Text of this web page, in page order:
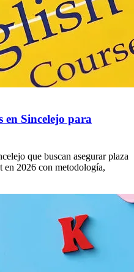
en Sincelejo para
que buscan asegurar plaza
en 2026 con metodología,